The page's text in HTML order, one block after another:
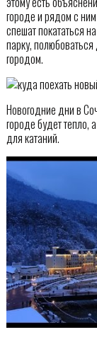
городе и рядом с
спешат покататься
парку,
городом.
Новогодние дни в
городе будет тепло,
для катаний.